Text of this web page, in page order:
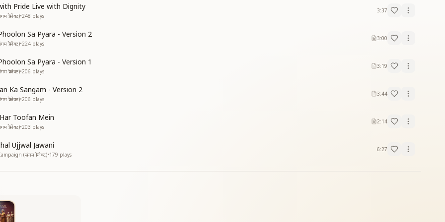
are priceless gems.
inside their hearts.
stories they share.
प्यार
heart, give love from the heart.
of respect.
of life.
of old age.
Pride Live with Dignity
प्रोजेक्ट)•248 plays
3:37
Sa Pyara - Version 2
प्रोजेक्ट)•224 plays
3:00
Sa Pyara - Version 1
प्रोजेक्ट)•206 plays
3:19
Ka Sangam - Version 2
प्रोजेक्ट)•206 plays
3:44
Toofan Mein
प्रोजेक्ट)•203 plays
2:14
Ujjwal Jawani
(संगम प्रोजेक्ट)•179 plays
6:27